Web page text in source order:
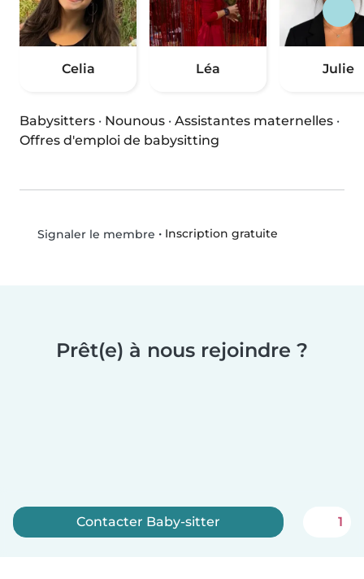
Celia Léa Julie
Babysitters · Nounous · Assistantes maternelles ·
Offres d'emploi de babysitting
Signaler le membre • Inscription gratuite
Prêt(e) à nous rejoindre ?
Contacter Baby-sitter 1